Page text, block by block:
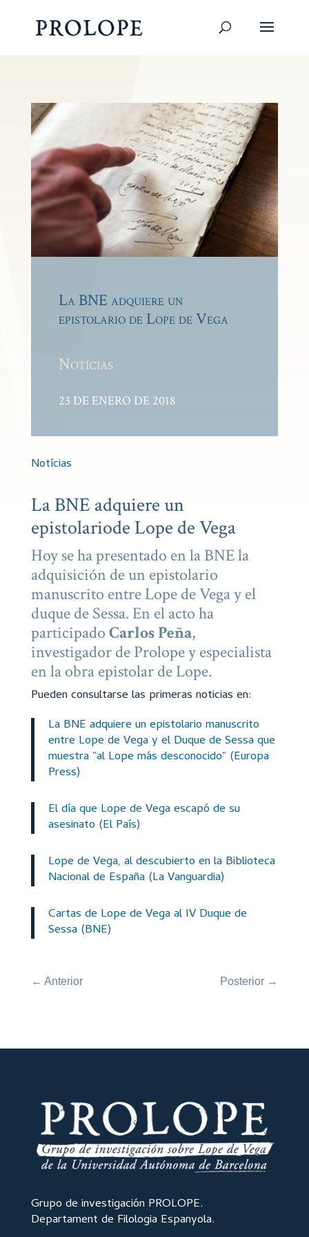
La BNE adquiere un
epistolario de Lope de Vega
Notícias
23 DE ENERO DE 2018
Notícias
La BNE adquiere un
epistolariode Lope de Vega
Hoy se ha presentado en la BNE la
adquisición de un epistolario
manuscrito entre Lope de Vega y el
duque de Sessa. En el acto ha
participadoCarlos Peña,
investigador de Prolope y especialista
en la obra epistolar de Lope.
Pueden consultarse las primeras noticias en:
La BNE adquiere un epistolario manuscrito
entre Lope de Vega y el Duque de Sessa que
muestra "al Lope más desconocido" (Europa
Press)
El día que Lope de Vega escapó de su
asesinato (El País)
Lope de Vega, al descubierto en la Biblioteca
Nacional de España (La Vanguardia)
Cartas de Lope de Vega al IV Duque de
Sessa (BNE)
← Anterior Posterior →
Grupo de investigación PROLOPE.
Departament de Filologia Espanyola.